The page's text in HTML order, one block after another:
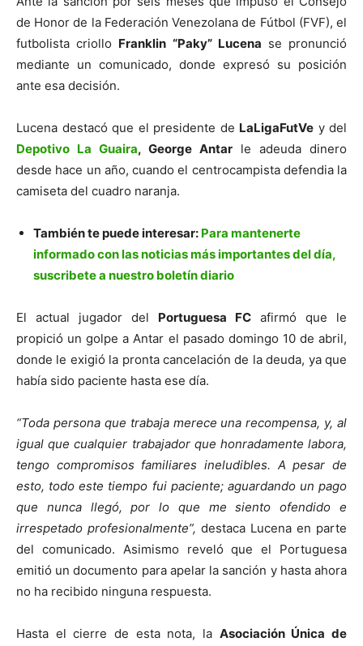
de Honor de la Federación Venezolana de Fútbol (FVF), el
futbolista criollo Franklin “Paky” Lucena se pronunció
mediante un comunicado, donde expresó su posición
ante esa decisión.
Lucena destacó que el presidente de LaLigaFutVe y del
Depotivo La Guaira, George Antar le adeuda dinero
desde hace un año, cuando el centrocampista defendia la
camiseta del cuadro naranja.
También te puede interesar: Para mantenerte
informado con las noticias más importantes del día,
suscribete a nuestro boletín diario
El actual jugador del Portuguesa FC afirmó que le
propició un golpe a Antar el pasado domingo 10 de abril,
donde le exigió la pronta cancelación de la deuda, ya que
había sido paciente hasta ese día.
“Toda persona que trabaja merece una recompensa, y, al
igual que cualquier trabajador que honradamente labora,
tengo compromisos familiares ineludibles. A pesar de
esto, todo este tiempo fui paciente; aguardando un pago
que nunca llegó, por lo que me siento ofendido e
irrespetado profesionalmente”, destaca Lucena en parte
del comunicado. Asimismo reveló que el Portuguesa
emitió un documento para apelar la sanción y hasta ahora
no ha recibido ninguna respuesta.
Hasta el cierre de esta nota, la Asociación Única de